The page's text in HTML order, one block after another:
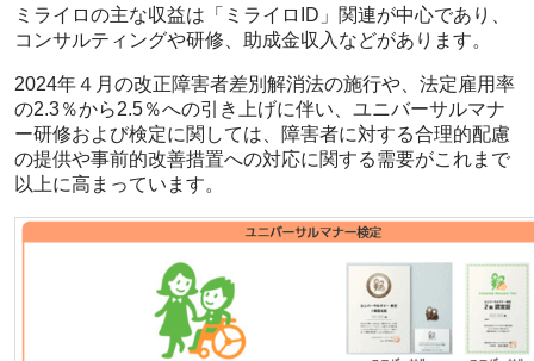
ミライロの主な収益は「ミライロID」関連が中心であり、
コンサルティングや研修、助成金収入などがあります。
2024年４月の改正障害者差別解消法の施行や、法定雇用率
の2.3％から2.5％への引き上げに伴い、ユニバーサルマナ
ー研修および検定に関しては、障害者に対する合理的配慮
の提供や事前的改善措置への対応に関する需要がこれまで
以上に高まっています。